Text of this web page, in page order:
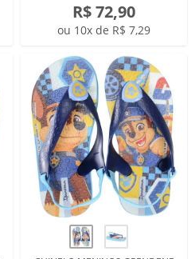
R$ 72,90
ou 10x de R$ 7,29